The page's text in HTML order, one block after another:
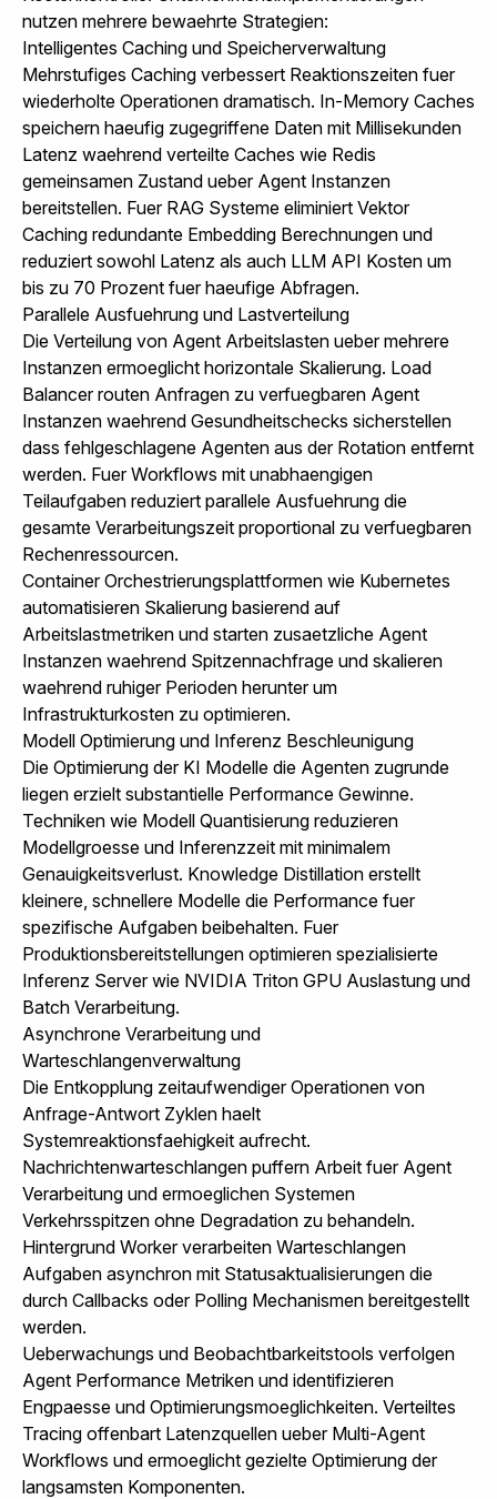
nutzen mehrere bewaehrte Strategien:
Intelligentes Caching und Speicherverwaltung
Mehrstufiges Caching verbessert Reaktionszeiten fuer
wiederholte Operationen dramatisch. In-Memory Caches
speichern haeufig zugegriffene Daten mit Millisekunden
Latenz waehrend verteilte Caches wie Redis
gemeinsamen Zustand ueber Agent Instanzen
bereitstellen. Fuer RAG Systeme eliminiert Vektor
Caching redundante Embedding Berechnungen und
reduziert sowohl Latenz als auch LLM API Kosten um
bis zu 70 Prozent fuer haeufige Abfragen.
Parallele Ausfuehrung und Lastverteilung
Die Verteilung von Agent Arbeitslasten ueber mehrere
Instanzen ermoeglicht horizontale Skalierung. Load
Balancer routen Anfragen zu verfuegbaren Agent
Instanzen waehrend Gesundheitschecks sicherstellen
dass fehlgeschlagene Agenten aus der Rotation entfernt
werden. Fuer Workflows mit unabhaengigen
Teilaufgaben reduziert parallele Ausfuehrung die
gesamte Verarbeitungszeit proportional zu verfuegbaren
Rechenressourcen.
Container Orchestrierungsplattformen wie Kubernetes
automatisieren Skalierung basierend auf
Arbeitslastmetriken und starten zusaetzliche Agent
Instanzen waehrend Spitzennachfrage und skalieren
waehrend ruhiger Perioden herunter um
Infrastrukturkosten zu optimieren.
Modell Optimierung und Inferenz Beschleunigung
Die Optimierung der KI Modelle die Agenten zugrunde
liegen erzielt substantielle Performance Gewinne.
Techniken wie Modell Quantisierung reduzieren
Modellgroesse und Inferenzzeit mit minimalem
Genauigkeitsverlust. Knowledge Distillation erstellt
kleinere, schnellere Modelle die Performance fuer
spezifische Aufgaben beibehalten. Fuer
Produktionsbereitstellungen optimieren spezialisierte
Inferenz Server wie NVIDIA Triton GPU Auslastung und
Batch Verarbeitung.
Asynchrone Verarbeitung und
Warteschlangenverwaltung
Die Entkopplung zeitaufwendiger Operationen von
Anfrage-Antwort Zyklen haelt
Systemreaktionsfaehigkeit aufrecht.
Nachrichtenwarteschlangen puffern Arbeit fuer Agent
Verarbeitung und ermoeglichen Systemen
Verkehrsspitzen ohne Degradation zu behandeln.
Hintergrund Worker verarbeiten Warteschlangen
Aufgaben asynchron mit Statusaktualisierungen die
durch Callbacks oder Polling Mechanismen bereitgestellt
werden.
Ueberwachungs und Beobachtbarkeitstools verfolgen
Agent Performance Metriken und identifizieren
Engpaesse und Optimierungsmoeglichkeiten. Verteiltes
Tracing offenbart Latenzquellen ueber Multi-Agent
Workflows und ermoeglicht gezielte Optimierung der
langsamsten Komponenten.